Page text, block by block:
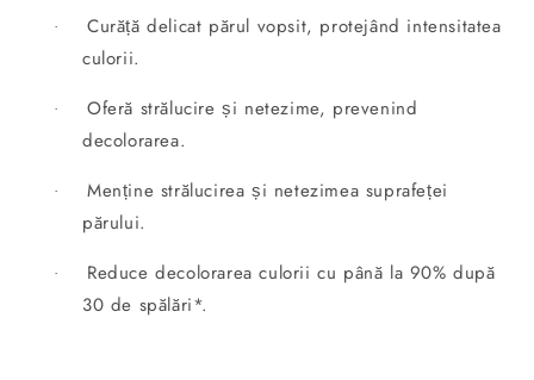
·
Curăță delicat părul vopsit, protejând intensitatea
culorii.
·
Oferă strălucire și netezime, prevenind
decolorarea.
·
Menține strălucirea și netezimea suprafeței
părului.
·
Reduce decolorarea culorii cu până la 90% după
30 de spălări*.